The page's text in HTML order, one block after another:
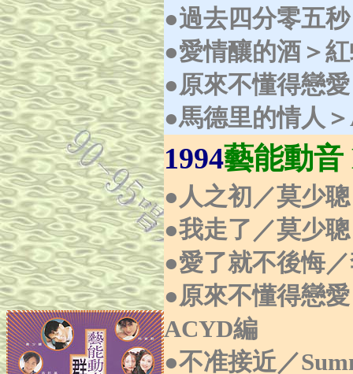
●過去四分零五
●愛情釀的酒＞
●原來不懂得戀愛
●馬德里的情人
1994藝能動音
●人之初／莫少聰
●我走了／莫少聰
●愛了就不後悔
●原來不懂得戀
ACYD編
●不准接近／